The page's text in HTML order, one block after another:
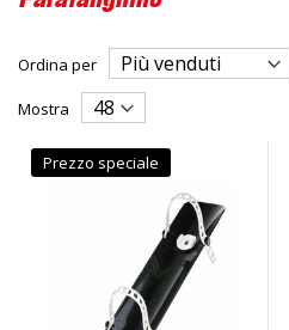
Ordina per
Mostra
Prezzo speciale